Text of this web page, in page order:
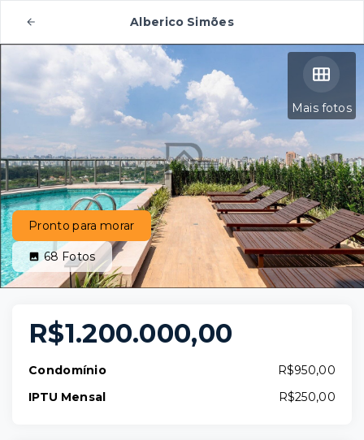
Alberico Simões
Mais fotos
Pronto para morar
68 Fotos
R$1.200.000,00
Condomínio
R$950,00
IPTU Mensal
R$250,00